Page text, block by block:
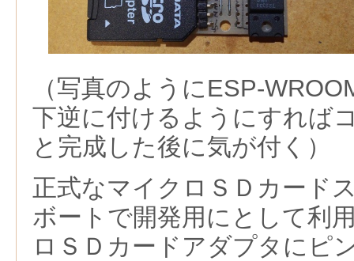
（写真のようにESP-
下逆に付けるようにすれば
と完成した後に気が付く）
正式なマイクロＳＤカード
ボートで開発用にとして利
ロＳＤカードアダプタにピ